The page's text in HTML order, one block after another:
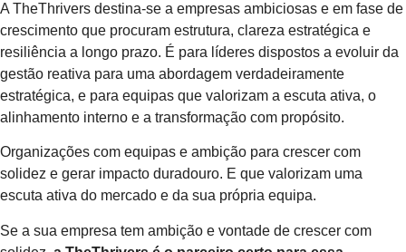
A TheThrivers destina-se a empresas ambiciosas e em fase de
crescimento que procuram estrutura, clareza estratégica e
resiliência a longo prazo. É para líderes dispostos a evoluir da
gestão reativa para uma abordagem verdadeiramente
estratégica, e para equipas que valorizam a escuta ativa, o
alinhamento interno e a transformação com propósito.
Organizações com equipas e ambição para crescer com
solidez e gerar impacto duradouro. E que valorizam uma
escuta ativa do mercado e da sua própria equipa.
Se a sua empresa tem ambição e vontade de crescer com